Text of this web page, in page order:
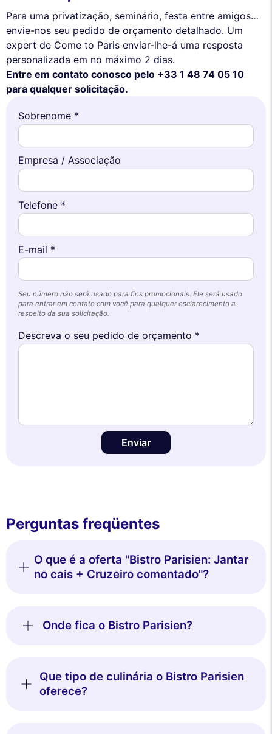
Para uma privatização, seminário, festa entre amigos…
envie-nos seu pedido de orçamento detalhado. Um
expert de Come to Paris enviar-lhe-á uma resposta
personalizada em no máximo 2 dias.
Entre em contato conosco pelo +33 1 48 74 05 10
para qualquer solicitação.
Sobrenome *
Empresa / Associação
Telefone *
E-mail *
Seu número não será usado para fins promocionais. Ele será usado
para entrar em contato com você para qualquer esclarecimento a
respeito da sua solicitação.
Descreva o seu pedido de orçamento *
Enviar
Perguntas freqüentes
O que é a oferta "Bistro Parisien: Jantar
no cais + Cruzeiro comentado"?
Onde fica o Bistro Parisien?
Que tipo de culinária o Bistro Parisien
oferece?